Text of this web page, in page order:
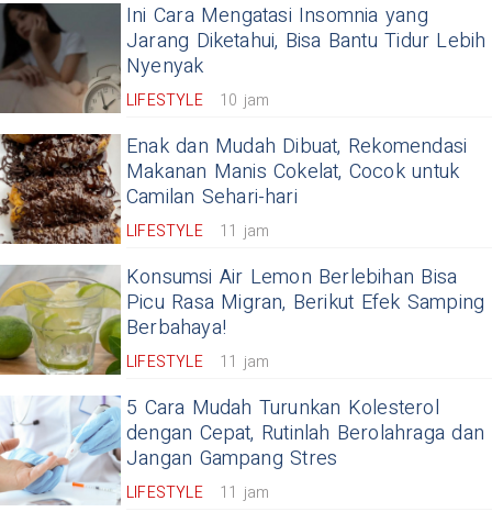
Ini Cara Mengatasi Insomnia yang
Jarang Diketahui, Bisa Bantu Tidur Lebih
Nyenyak
LIFESTYLE 10 jam
Enak dan Mudah Dibuat, Rekomendasi
Makanan Manis Cokelat, Cocok untuk
Camilan Sehari-hari
LIFESTYLE 11 jam
Konsumsi Air Lemon Berlebihan Bisa
Picu Rasa Migran, Berikut Efek Samping
Berbahaya!
LIFESTYLE 11 jam
5 Cara Mudah Turunkan Kolesterol
dengan Cepat, Rutinlah Berolahraga dan
Jangan Gampang Stres
LIFESTYLE 11 jam